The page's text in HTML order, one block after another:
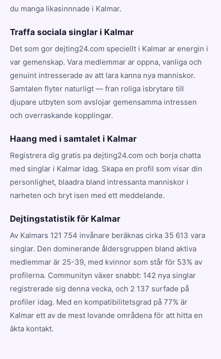
du manga likasinnnade i Kalmar.
Traffa sociala singlar i Kalmar
Det som gor dejting24.com speciellt i Kalmar ar energin i
var gemenskap. Vara medlemmar ar oppna, vanliga och
genuint intresserade av att lara kanna nya manniskor.
Samtalen flyter naturligt — fran roliga isbrytare till
djupare utbyten som avslojar gemensamma intressen
och overraskande kopplingar.
Haang med i samtalet i Kalmar
Registrera dig gratis pa dejting24.com och borja chatta
med singlar i Kalmar idag. Skapa en profil som visar din
personlighet, blaadra bland intressanta manniskor i
narheten och bryt isen med ett meddelande.
Dejtingstatistik för Kalmar
Av Kalmars 121 754 invånare beräknas cirka 35 613 vara
singlar. Den dominerande åldersgruppen bland aktiva
medlemmar är 25-39, med kvinnor som står för 53% av
profilerna. Communityn växer snabbt: 142 nya singlar
registrerade sig denna vecka, och 2 137 surfade på
profiler idag. Med en kompatibilitetsgrad på 77% är
Kalmar ett av de mest lovande områdena för att hitta en
äkta kontakt.